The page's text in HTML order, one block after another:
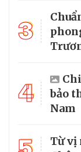
3
4
bảo
Nam
Từ vị